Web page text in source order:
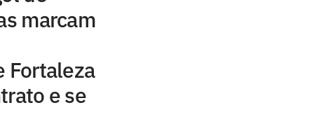
marcam
Fortaleza
e se